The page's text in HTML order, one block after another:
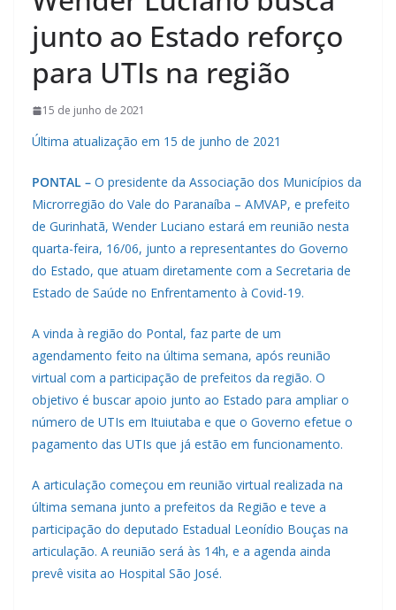
junto ao Estado reforço
para UTIs na região
15 de junho de 2021
Última atualização em 15 de junho de 2021
PONTAL – O presidente da Associação dos Municípios da
Microrregião do Vale do Paranaíba – AMVAP, e prefeito
de Gurinhatã, Wender Luciano estará em reunião nesta
quarta-feira, 16/06, junto a representantes do Governo
do Estado, que atuam diretamente com a Secretaria de
Estado de Saúde no Enfrentamento à Covid-19.
A vinda à região do Pontal, faz parte de um
agendamento feito na última semana, após reunião
virtual com a participação de prefeitos da região. O
objetivo é buscar apoio junto ao Estado para ampliar o
número de UTIs em Ituiutaba e que o Governo efetue o
pagamento das UTIs que já estão em funcionamento.
A articulação começou em reunião virtual realizada na
última semana junto a prefeitos da Região e teve a
participação do deputado Estadual Leonídio Bouças na
articulação. A reunião será às 14h, e a agenda ainda
prevê visita ao Hospital São José.